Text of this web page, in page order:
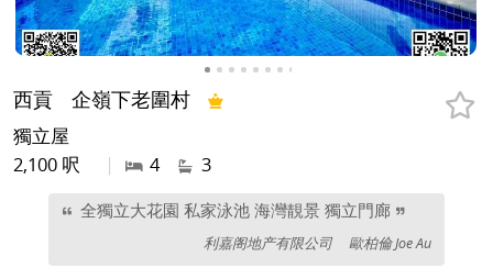
西貢 企嶺下老圍村
獨立屋
2,100 呎
| 4 3
全獨立大花園 私家泳池 海灣靚景 獨立門廊
利嘉阁地产有限公司 歐柏倫 Joe Au